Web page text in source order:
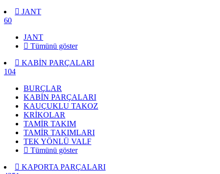
JANT
60
JANT
Tümünü göster
KABİN PARÇALARI
104
BURÇLAR
KABİN PARÇALARI
KAUÇUKLU TAKOZ
KRİKOLAR
TAMİR TAKIM
TAMİR TAKIMLARI
TEK YÖNLÜ VALF
Tümünü göster
KAPORTA PARÇALARI